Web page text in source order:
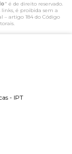
" é de direito reservado.
é proibida sem a
– artigo 184 do Código
.
- IPT